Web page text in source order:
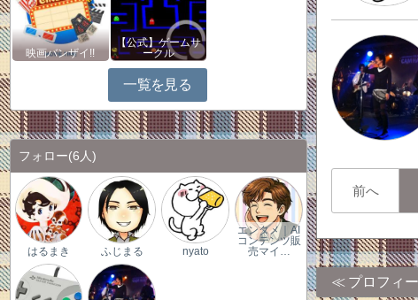
前へ
プロフィ
映画バンザイ!!
【公式】ゲームサ
ークル
一覧を見る
フォロー(6人)
はるまき ふじまる nyato
エンタメ｜AI
コンテンツ販
売マイ…